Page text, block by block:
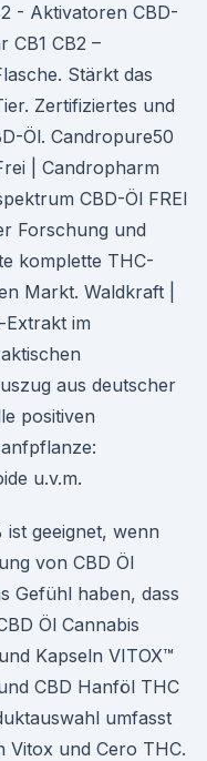
- Aktivatoren CBD-
CB1 CB2 –
Stärkt das
Zertifiziertes und
Öl. Candropure50
| Candropharm
CBD-Öl FREI
Forschung und
komplette THC-
Markt. Waldkraft |
im
aus deutscher
positiven
u.v.m.
geeignet, wenn
von CBD Öl
Gefühl haben, dass
Öl Cannabis
Kapseln VITOX™
CBD Hanföl THC
umfasst
Vitox und Cero THC.